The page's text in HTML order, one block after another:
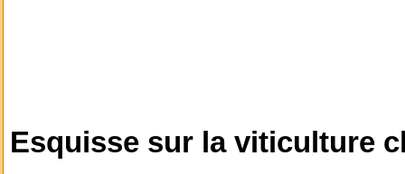
Esquisse sur la viticulture